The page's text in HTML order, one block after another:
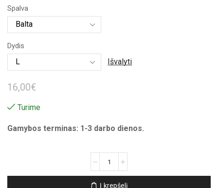
15,00€
through
16,00€
Spalva
Dydis
Išvalyti
16,00€
Turime
Gamybos terminas: 1-3 darbo dienos.
Unisex
Į krepšelį